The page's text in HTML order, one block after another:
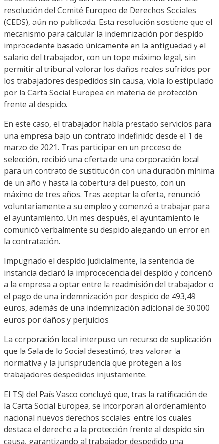
resolución del Comité Europeo de Derechos Sociales
(CEDS), aún no publicada. Esta resolución sostiene que el
mecanismo para calcular la indemnización por despido
improcedente basado únicamente en la antigüedad y el
salario del trabajador, con un tope máximo legal, sin
permitir al tribunal valorar los daños reales sufridos por
los trabajadores despedidos sin causa, viola lo estipulado
por la Carta Social Europea en materia de protección
frente al despido.
En este caso, el trabajador había prestado servicios para
una empresa bajo un contrato indefinido desde el 1 de
marzo de 2021. Tras participar en un proceso de
selección, recibió una oferta de una corporación local
para un contrato de sustitución con una duración mínima
de un año y hasta la cobertura del puesto, con un
máximo de tres años. Tras aceptar la oferta, renunció
voluntariamente a su empleo y comenzó a trabajar para
el ayuntamiento. Un mes después, el ayuntamiento le
comunicó verbalmente su despido alegando un error en
la contratación.
Impugnado el despido judicialmente, la sentencia de
instancia declaró la improcedencia del despido y condenó
a la empresa a optar entre la readmisión del trabajador o
el pago de una indemnización por despido de 493,49
euros, además de una indemnización adicional de 30.000
euros por daños y perjuicios.
La corporación local interpuso un recurso de suplicación
que la Sala de lo Social desestimó, tras valorar la
normativa y la jurisprudencia que protegen a los
trabajadores despedidos injustamente.
El TSJ del País Vasco concluyó que, tras la ratificación de
la Carta Social Europea, se incorporan al ordenamiento
nacional nuevos derechos sociales, entre los cuales
destaca el derecho a la protección frente al despido sin
causa, garantizando al trabajador despedido una